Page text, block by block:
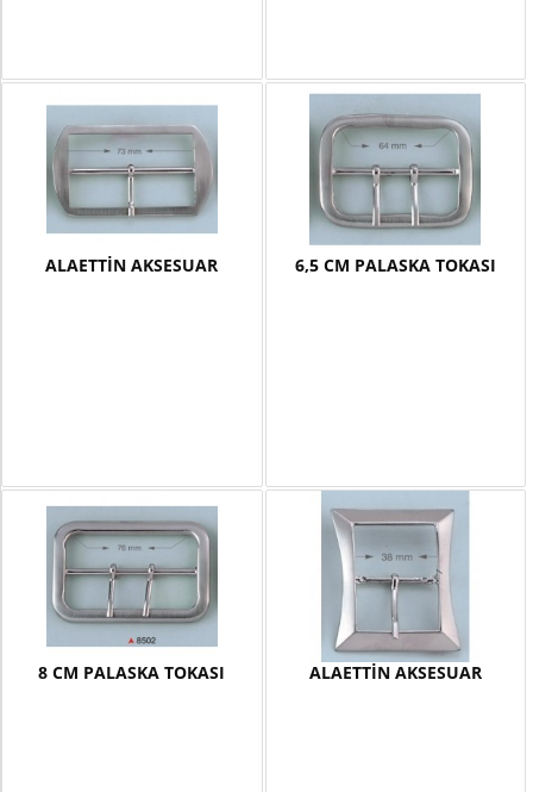
ALAETTİN AKSESUAR 6,5 CM PALASKA TOKASI
8 CM PALASKA TOKASI ALAETTİN AKSESUAR